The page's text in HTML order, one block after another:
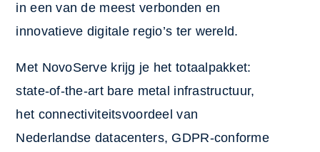
in een van de meest verbonden en
innovatieve digitale regio’s ter wereld.
Met NovoServe krijg je het totaalpakket:
state-of-the-art bare metal infrastructuur,
het connectiviteitsvoordeel van
Nederlandse datacenters, GDPR-conforme